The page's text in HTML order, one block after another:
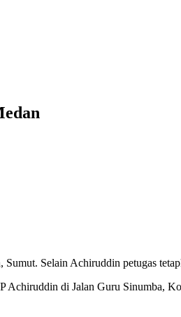
Selain Achiruddin petugas
di Jalan Guru Sinumba,